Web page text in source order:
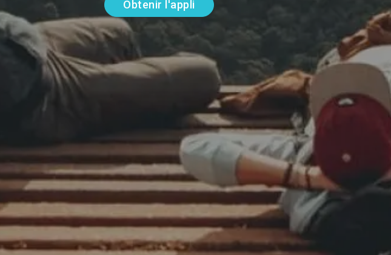
Obtenir l'appli